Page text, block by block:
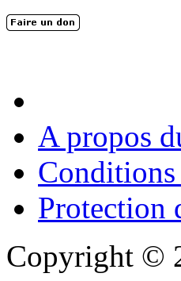
A propos
Protection
Copyright ©